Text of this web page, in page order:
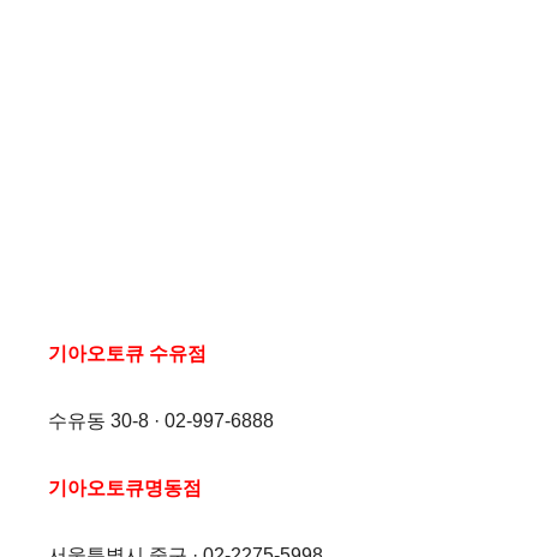
기아오토큐 수유점
수유동 30-8 · 02-997-6888
기아오토큐명동점